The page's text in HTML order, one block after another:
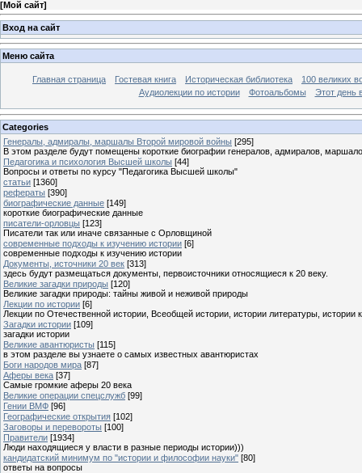
[Мой сайт]
Вход на сайт
Меню сайта
Главная страница Гостевая книга Историческая библиотека
100 великих
Аудиолекции по истории
Фотоальбомы Этот день
Categories
Генералы, адмиралы, маршалы Второй мировой войны [295]
В этом разделе будут помещены короткие биографии генералов, адмиралов,
Педагогика и психология Высшей школы [44]
Вопросы и ответы по курсу "Педагогика Высшей школы"
статьи [1360]
рефераты [390]
биографические данные [149]
короткие биографические данные
писатели-орловцы [123]
Писатели так или иначе связанные с Орловщиной
современные подходы к изучению истории [6]
современные подходы к изучению истории
Документы, источники 20 век [313]
здесь будут размещаться документы, первоисточники относящиеся к 20 веку.
Великие загадки природы [120]
Великие загадки природы: тайны живой и неживой природы
Лекции по истории [6]
Лекции по Отечественной истории, Всеобщей истории, истории литературы, истории
Загадки истории [109]
загадки истории
Великие авантюристы [115]
в этом разделе вы узнаете о самых известных авантюристах
Боги народов мира [87]
Аферы века [37]
Самые громкие аферы 20 века
Великие операции спецслужб [99]
Гении ВМФ [96]
Географические открытия [102]
Заговоры и перевороты [100]
Правители [1934]
Люди находящиеся у власти в разные периоды истории)))
кандидатский минимум по "истории и философии науки" [80]
ответы на вопросы